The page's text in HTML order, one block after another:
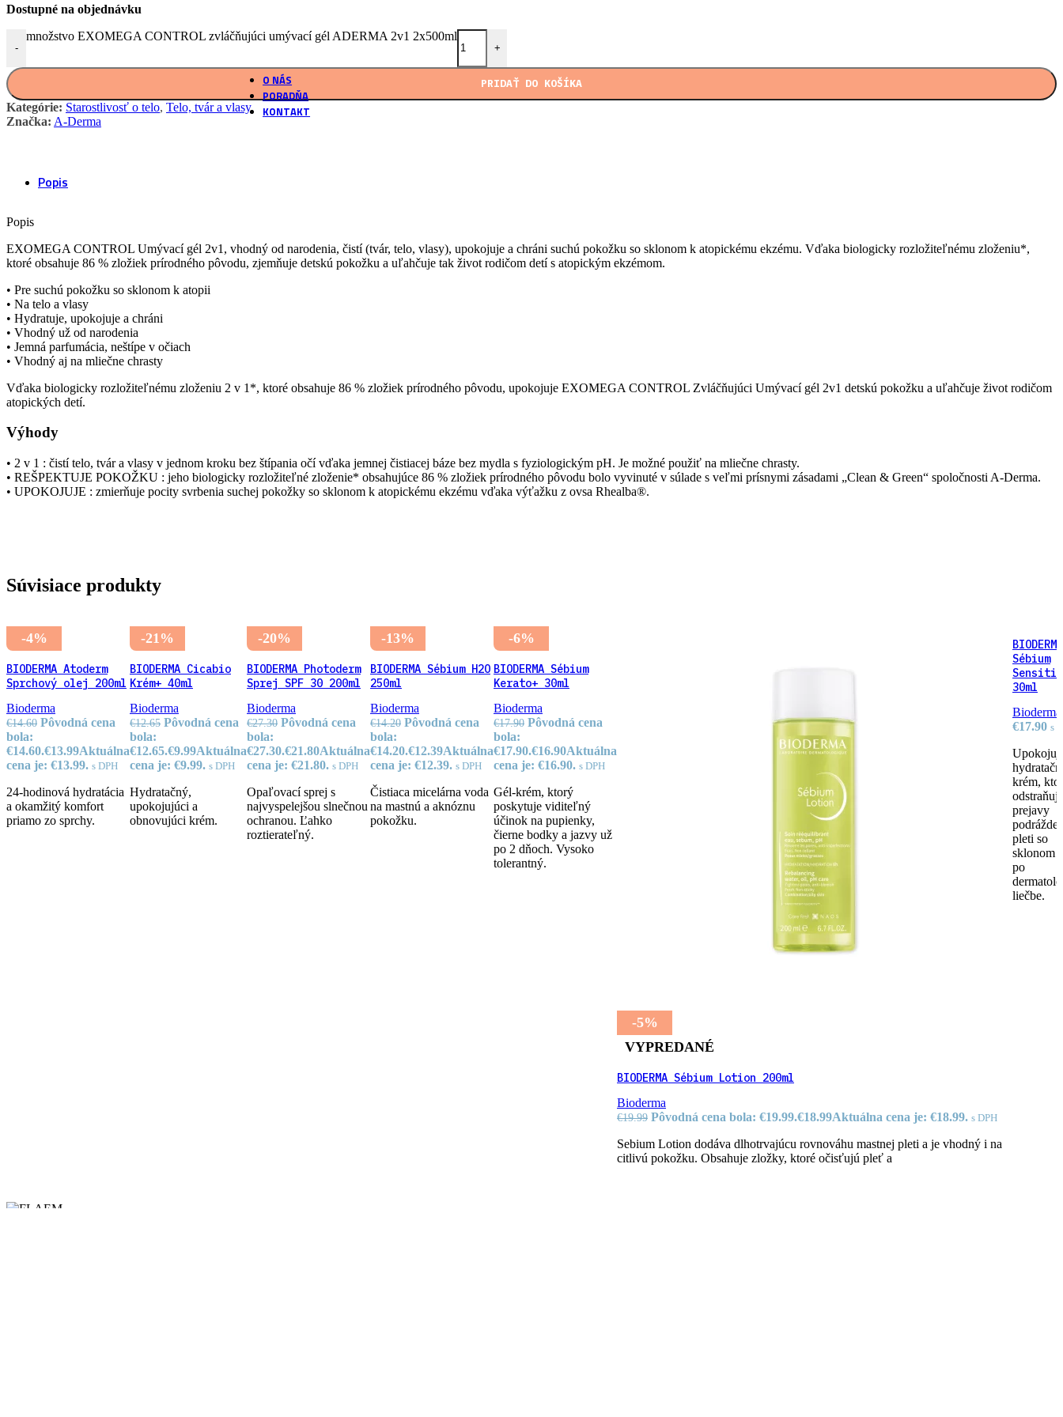
Vlastné laboratórium
Overené postupy výroby
O NÁS
PORADŇA
KONTAKT
Dostupné na objednávku
-
množstvo EXOMEGA CONTROL zvláčňujúci umývací gél ADERMA 2v1 2x500ml
+
PRIDAŤ DO KOŠÍKA
Kategórie: Starostlivosť o telo, Telo, tvár a vlasy
Značka: A-Derma
Popis
Popis
EXOMEGA CONTROL Umývací gél 2v1, vhodný od narodenia, čistí (tvár, telo, vlasy), upokojuje a chráni suchú pokožku so sklonom k atopickému ekzému. Vďaka biologicky rozložiteľnému zloženiu*,
ktoré obsahuje 86 % zložiek prírodného pôvodu, zjemňuje detskú pokožku a uľahčuje tak život rodičom detí s atopickým ekzémom.
• Pre suchú pokožku so sklonom k atopii
• Na telo a vlasy
• Hydratuje, upokojuje a chráni
• Vhodný už od narodenia
• Jemná parfumácia, neštípe v očiach
• Vhodný aj na mliečne chrasty
Vďaka biologicky rozložiteľnému zloženiu 2 v 1*, ktoré obsahuje 86 % zložiek prírodného pôvodu, upokojuje EXOMEGA CONTROL Zvláčňujúci Umývací gél 2v1 detskú pokožku a uľahčuje život rodičom
atopických detí.
Výhody
• 2 v 1 : čistí telo, tvár a vlasy v jednom kroku bez štípania očí vďaka jemnej čistiacej báze bez mydla s fyziologickým pH. Je možné použiť na mliečne chrasty.
• REŠPEKTUJE POKOŽKU : jeho biologicky rozložiteľné zloženie* obsahujúce 86 % zložiek prírodného pôvodu bolo vyvinuté v súlade s veľmi prísnymi zásadami „Clean & Green“ spoločnosti A-Derma.
• UPOKOJUJE : zmierňuje pocity svrbenia suchej pokožky so sklonom k atopickému ekzému vďaka výťažku z ovsa Rhealba®.
Súvisiace produkty
-4%
BIODERMA Atoderm
Sprchový olej 200ml
Bioderma
€14.60 Pôvodná cena
bola:
€14.60.€13.99Aktuálna
cena je: €13.99. s DPH
24-hodinová hydratácia
a okamžitý komfort
priamo zo sprchy.
-21%
BIODERMA Cicabio
Krém+ 40ml
Bioderma
€12.65 Pôvodná cena
bola:
€12.65.€9.99Aktuálna
cena je: €9.99. s DPH
Hydratačný,
upokojujúci a
obnovujúci krém.
-20%
BIODERMA Photoderm
Sprej SPF 30 200ml
Bioderma
€27.30 Pôvodná cena
bola:
€27.30.€21.80Aktuálna
cena je: €21.80. s DPH
Opaľovací sprej s
najvyspelejšou slnečnou
ochranou. Ľahko
roztierateľný.
-13%
BIODERMA Sébium H2O
250ml
Bioderma
€14.20 Pôvodná cena
bola:
€14.20.€12.39Aktuálna
cena je: €12.39. s DPH
Čistiaca micelárna voda
na mastnú a aknóznu
pokožku.
-6%
BIODERMA Sébium
Kerato+ 30ml
Bioderma
€17.90 Pôvodná cena
bola:
€17.90.€16.90Aktuálna
cena je: €16.90. s DPH
Gél-krém, ktorý
poskytuje viditeľný
účinok na pupienky,
čierne bodky a jazvy už
po 2 dňoch. Vysoko
tolerantný.
-5%
VYPREDANÉ
BIODERMA Sébium Lotion 200ml
Bioderma
€19.99 Pôvodná cena bola: €19.99.€18.99Aktuálna cena je: €18.99. s DPH
Sebium Lotion dodáva dlhotrvajúcu rovnováhu mastnej pleti a je vhodný i na
citlivú pokožku. Obsahuje zložky, ktoré očisťujú pleť a
BIODERMA
Sébium
30ml
Bioderma
€17.90 s
krém,
odstraňuje
prejavy
pleti so
sklonom
po
liečbe.